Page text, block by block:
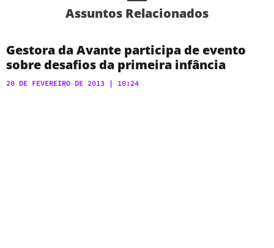
Assuntos Relacionados
Gestora da Avante participa de evento
sobre desafios da primeira infância
20 DE FEVEREIRO DE 2013 10:24